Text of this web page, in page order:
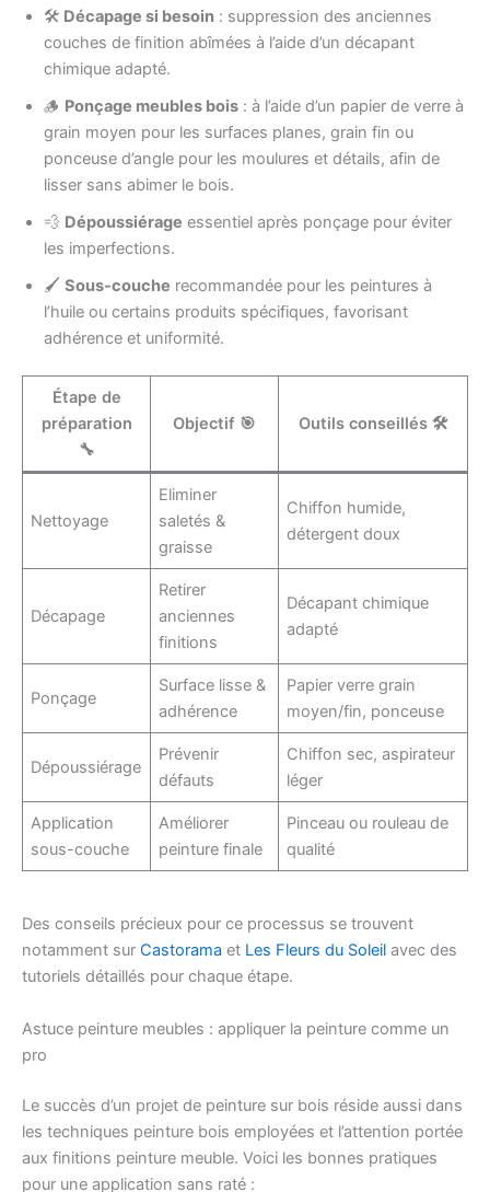
🛠️ Décapage si besoin : suppression des anciennes
couches de finition abîmées à l’aide d’un décapant
chimique adapté.
🪵 Ponçage meubles bois : à l’aide d’un papier de verre à
grain moyen pour les surfaces planes, grain fin ou
ponceuse d’angle pour les moulures et détails, afin de
lisser sans abimer le bois.
💨 Dépoussiérage essentiel après ponçage pour éviter
les imperfections.
🖌️ Sous-couche recommandée pour les peintures à
l’huile ou certains produits spécifiques, favorisant
adhérence et uniformité.
Étape de
préparation
🔧
Objectif 🎯 Outils conseillés 🛠️
Nettoyage
Eliminer
saletés &
graisse
Chiffon humide,
détergent doux
Décapage
Retirer
anciennes
finitions
Décapant chimique
adapté
Ponçage
Surface lisse &
adhérence
Papier verre grain
moyen/fin, ponceuse
Dépoussiérage
Prévenir
défauts
Chiffon sec, aspirateur
léger
Application
sous-couche
Améliorer
peinture finale
Pinceau ou rouleau de
qualité
Des conseils précieux pour ce processus se trouvent
notamment sur Castorama et Les Fleurs du Soleil avec des
tutoriels détaillés pour chaque étape.
Astuce peinture meubles : appliquer la peinture comme un
pro
Le succès d’un projet de peinture sur bois réside aussi dans
les techniques peinture bois employées et l’attention portée
aux finitions peinture meuble. Voici les bonnes pratiques
pour une application sans raté :